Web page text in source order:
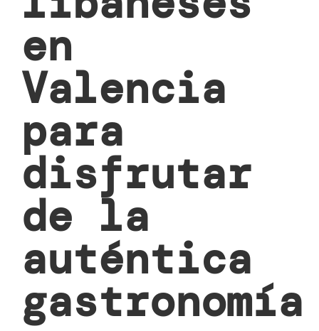
en
Valencia
para
disfrutar
de la
auténtica
gastronomía